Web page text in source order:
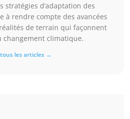
stratégies d’adaptation des
à rendre compte des avancées
de terrain qui façonnent
changement climatique.
les articles →